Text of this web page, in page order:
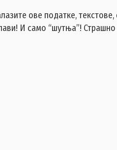
ове податке, текстове,
И само “шутња”! Страшно